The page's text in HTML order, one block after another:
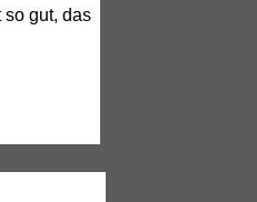
so gut, das